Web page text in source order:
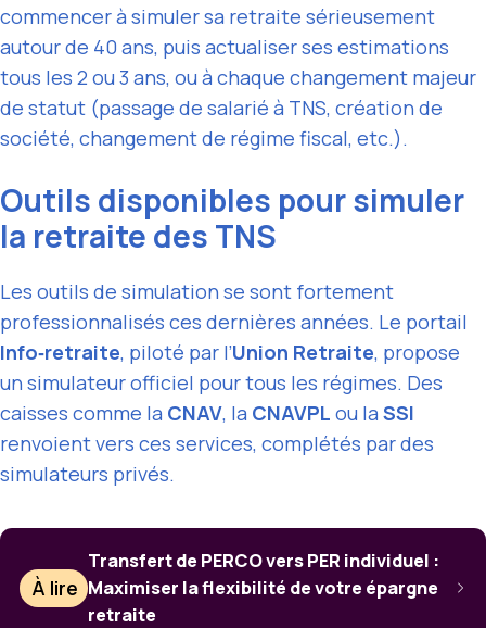
commencer à simuler sa retraite sérieusement
autour de 40 ans, puis actualiser ses estimations
tous les 2 ou 3 ans, ou à chaque changement majeur
de statut (passage de salarié à TNS, création de
société, changement de régime fiscal, etc.).
Outils disponibles pour simuler
la retraite des TNS
Les outils de simulation se sont fortement
professionnalisés ces dernières années. Le portail
Info‑retraite, piloté par l’Union Retraite, propose
un simulateur officiel pour tous les régimes. Des
caisses comme la CNAV, la CNAVPL ou la SSI
renvoient vers ces services, complétés par des
simulateurs privés.
À lire
Transfert de PERCO vers PER individuel :
Maximiser la flexibilité de votre épargne
retraite